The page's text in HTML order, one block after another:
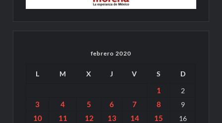
febrero 2020
L M X J V S D
1 2
3 4 5 6 7 8 9
10 11 12 13 14 15 16